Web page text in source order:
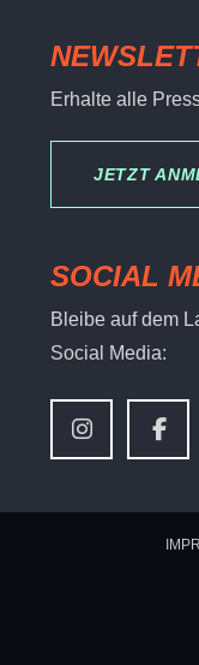
Erhalte alle
JETZT
SOCIAL
Bleibe auf dem
Social Media: